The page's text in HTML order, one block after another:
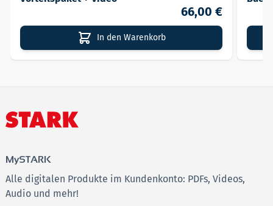
66,00 €
In den Warenkorb
MySTARK
Alle digitalen Produkte im Kundenkonto: PDFs, Videos,
Audio und mehr!